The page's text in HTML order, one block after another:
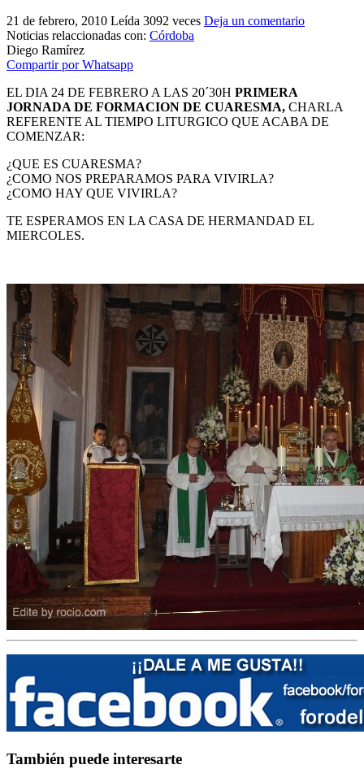
21 de febrero, 2010 Leída 3092 veces Deja un comentario
Noticias relaccionadas con: Córdoba
Diego Ramírez
Compartir por Whatsapp
EL DIA 24 DE FEBRERO A LAS 20´30H PRIMERA
JORNADA DE FORMACION DE CUARESMA, CHARLA
REFERENTE AL TIEMPO LITURGICO QUE ACABA DE
COMENZAR:
¿QUE ES CUARESMA?
¿COMO NOS PREPARAMOS PARA VIVIRLA?
¿COMO HAY QUE VIVIRLA?
TE ESPERAMOS EN LA CASA DE HERMANDAD EL
MIERCOLES.
También puede interesarte
El traslado cada siete años
¿Cuales son los actos principales que se celebran en el
En el Rocío, ¿dónde me alojo?